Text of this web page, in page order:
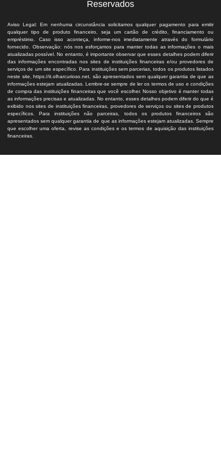
Reservados
Aviso Legal: Em nenhuma circunstância solicitamos qualquer pagamento para emitir
qualquer tipo de produto financeiro, seja um cartão de crédito, financiamento ou
empréstimo. Caso isso aconteça, informe-nos imediatamente através do formulário
fornecido. Observação: nós nos esforçamos para manter todas as informações o mais
atualizadas possível. No entanto, é importante observar que esses detalhes podem diferir
das informações encontradas nos sites de instituições financeiras e/ou provedores de
serviços de um site específico. Para instituições sem parcerias, todos os produtos listados
neste site, https://it.olharcurioso.net, são apresentados sem qualquer garantia de que as
informações estejam atualizadas. Lembre-se sempre de ler os termos de uso e condições
de compra das instituições financeiras que você escolher. Nosso objetivo é manter todas
as informações precisas e atualizadas. No entanto, esses detalhes podem diferir do que é
exibido nos sites de instituições financeiras, provedores de serviços ou sites de produtos
específicos. Para instituições não parceiras, todos os produtos financeiros são
apresentados sem qualquer garantia de que as informações estejam atualizadas. Sempre
que escolher uma oferta, revise as condições e os termos de aquisição das instituições
financeiras.